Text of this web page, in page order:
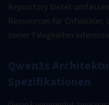
Repository bietet
Ressourcen für Entwickler,
seiner Fähigkeiten
Qwen3s
Spezifikationen